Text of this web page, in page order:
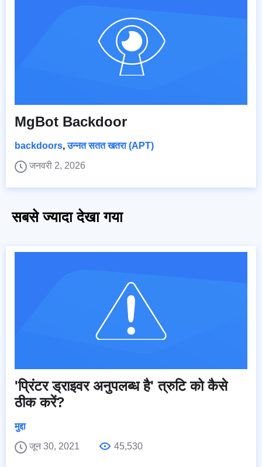
MgBot Backdoor
backdoors,उन्नत सतत खतरा (APT)
जनवरी 2, 2026
सबसे ज्यादा देखा गया
'प्रिंटर ड्राइवर अनुपलब्ध है' त्रुटि को कैसे
ठीक करें?
मुद्दा
जून 30, 2021
45,530